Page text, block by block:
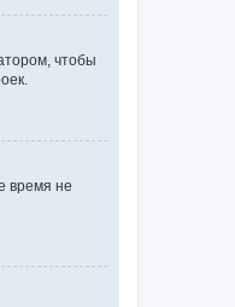
чтобы
время не